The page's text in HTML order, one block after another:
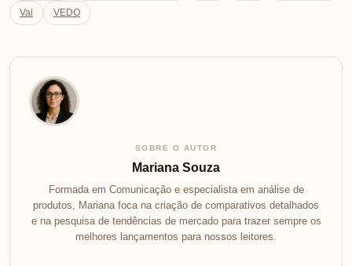
Vai VEDO
SOBRE O AUTOR
Mariana Souza
Formada em Comunicação e especialista em análise de
produtos, Mariana foca na criação de comparativos detalhados
e na pesquisa de tendências de mercado para trazer sempre os
melhores lançamentos para nossos leitores.